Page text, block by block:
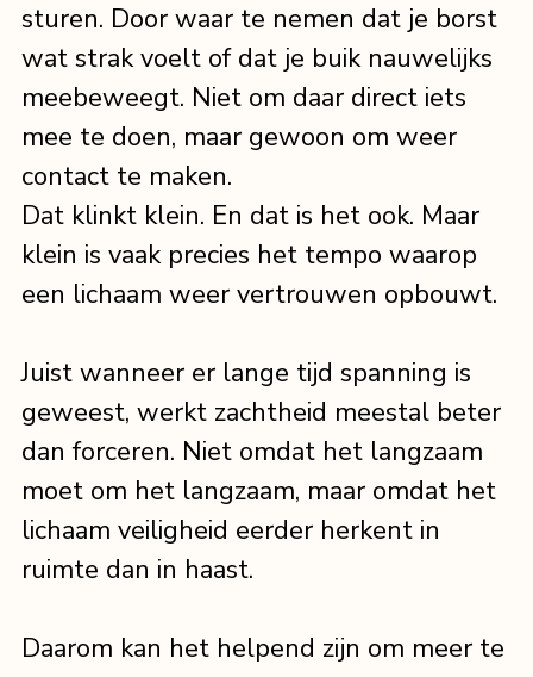
sturen. Door waar te nemen dat je borst
wat strak voelt of dat je buik nauwelijks
meebeweegt. Niet om daar direct iets
mee te doen, maar gewoon om weer
contact te maken.
Dat klinkt klein. En dat is het ook. Maar
klein is vaak precies het tempo waarop
een lichaam weer vertrouwen opbouwt.
Juist wanneer er lange tijd spanning is
geweest, werkt zachtheid meestal beter
dan forceren. Niet omdat het langzaam
moet om het langzaam, maar omdat het
lichaam veiligheid eerder herkent in
ruimte dan in haast.
Daarom kan het helpend zijn om meer te